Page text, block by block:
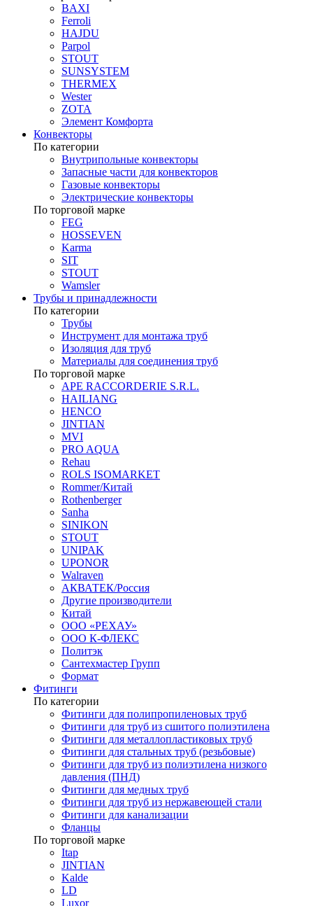
BAXI
Ferroli
HAJDU
Parpol
STOUT
SUNSYSTEM
THERMEX
Wester
ZOTA
Элемент Комфорта
Конвекторы
По категории
Внутрипольные конвекторы
Запасные части для конвекторов
Газовые конвекторы
Электрические конвекторы
По торговой марке
FEG
HOSSEVEN
Karma
SIT
STOUT
Wamsler
Трубы и принадлежности
По категории
Трубы
Инструмент для монтажа труб
Изоляция для труб
Материалы для соединения труб
По торговой марке
APE RACCORDERIE S.R.L.
HAILIANG
HENCO
JINTIAN
MVI
PRO AQUA
Rehau
ROLS ISOMARKET
Rommer/Китай
Rothenberger
Sanha
SINIKON
STOUT
UNIPAK
UPONOR
Walraven
АКВАТЕК/Россия
Другие производители
Китай
ООО «РЕХАУ»
ООО К-ФЛЕКС
Политэк
Сантехмастер Групп
Формат
Фитинги
По категории
Фитинги для полипропиленовых труб
Фитинги для труб из сшитого полиэтилена
Фитинги для металлопластиковых труб
Фитинги для стальных труб (резьбовые)
Фитинги для труб из полиэтилена низкого
давления (ПНД)
Фитинги для медных труб
Фитинги для труб из нержавеющей стали
Фитинги для канализации
Фланцы
По торговой марке
Itap
JINTIAN
Kalde
LD
Luxor